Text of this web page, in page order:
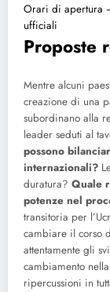
Orari di apertura
ufficiali
Proposte
Mentre alcuni
creazione di una
subordinano alla
leader seduti al
possono
internazionali?
duratura? Quale
potenze nel
transitoria per
cambiare il corso
attentamente gli
cambiamento
ripercussioni in